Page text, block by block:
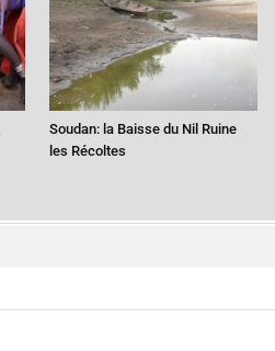
Soudan: la Baisse du Nil Ruine
les Récoltes